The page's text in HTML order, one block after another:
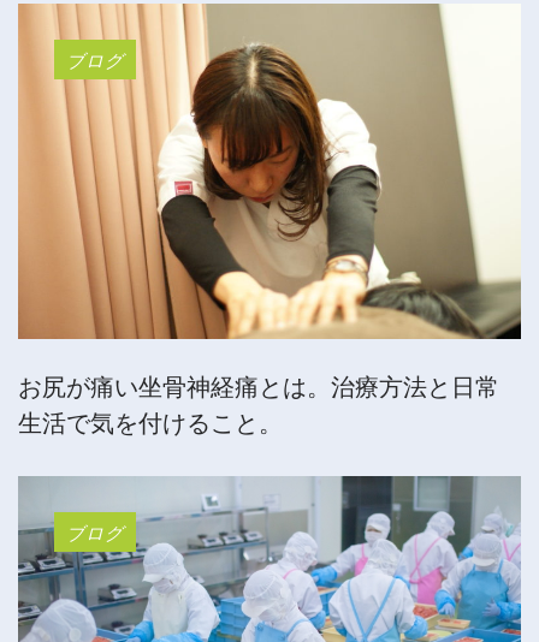
ブログ
お尻が痛い坐骨神経痛とは。治療方法と日常
生活で気を付けること。
ブログ